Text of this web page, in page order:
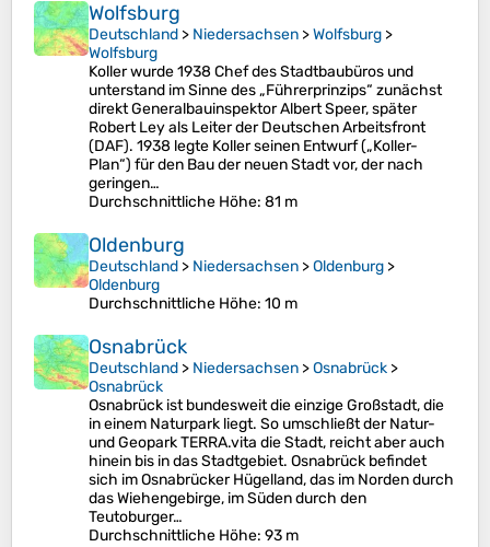
Wolfsburg
Deutschland > Niedersachsen >Wolfsburg >
Wolfsburg
Koller wurde 1938 Chef des Stadtbaubüros und
unterstand im Sinne des „Führerprinzips“ zunächst
direkt Generalbauinspektor Albert Speer, später
Robert Ley als Leiter der Deutschen Arbeitsfront
(DAF). 1938 legte Koller seinen Entwurf („Koller-
Plan“) für den Bau der neuen Stadt vor, der nach
geringen…
Durchschnittliche Höhe: 81 m
Oldenburg
Deutschland > Niedersachsen >Oldenburg >
Oldenburg
Durchschnittliche Höhe: 10 m
Osnabrück
Deutschland > Niedersachsen >Osnabrück >
Osnabrück
Osnabrück ist bundesweit die einzige Großstadt, die
in einem Naturpark liegt. So umschließt der Natur-
und Geopark TERRA.vita die Stadt, reicht aber auch
hinein bis in das Stadtgebiet. Osnabrück befindet
sich im Osnabrücker Hügelland, das im Norden durch
das Wiehengebirge, im Süden durch den
Teutoburger…
Durchschnittliche Höhe: 93 m